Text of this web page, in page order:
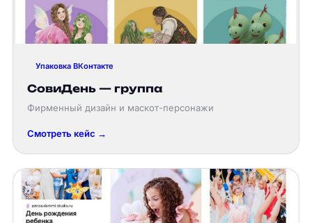
Упаковка ВКонтакте
СовиДень — группа
Фирменный дизайн и маскот-персонажи
Смотреть кейс →